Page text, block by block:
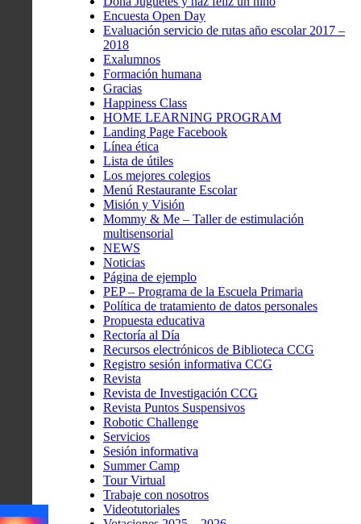
Encuesta Open Day
Evaluación servicio de rutas año escolar 2017 –
2018
Exalumnos
Formación humana
Gracias
Happiness Class
HOME LEARNING PROGRAM
Landing Page Facebook
Línea ética
Lista de útiles
Los mejores colegios
Menú Restaurante Escolar
Misión y Visión
Mommy & Me – Taller de estimulación
multisensorial
NEWS
Noticias
Página de ejemplo
PEP – Programa de la Escuela Primaria
Política de tratamiento de datos personales
Propuesta educativa
Rectoría al Día
Recursos electrónicos de Biblioteca CCG
Registro sesión informativa CCG
Revista
Revista de Investigación CCG
Revista Puntos Suspensivos
Robotic Challenge
Servicios
Sesión informativa
Summer Camp
Tour Virtual
Trabaje con nosotros
Videotutoriales